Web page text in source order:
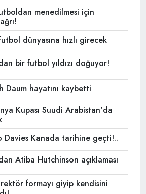
menedilmesi için
dünyasına hızlı girecek
bir futbol yıldızı doğuyor!
Daum hayatını kaybetti
Kupası Suudi Arabistan'da
Davies Kanada tarihine geçti!..
Atiba Hutchinson açıklaması
formayı giyip kendisini